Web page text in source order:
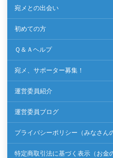
宛メとの出会い
初めての方
Ｑ＆Ａヘルプ
宛メ、サポーター募集！
運営委員紹介
運営委員ブログ
プライバシーポリシー（みなさん
特定商取引法に基づく表示（お金